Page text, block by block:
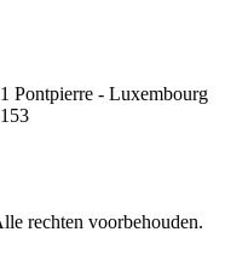
Pontpierre - Luxembourg
rechten voorbehouden.